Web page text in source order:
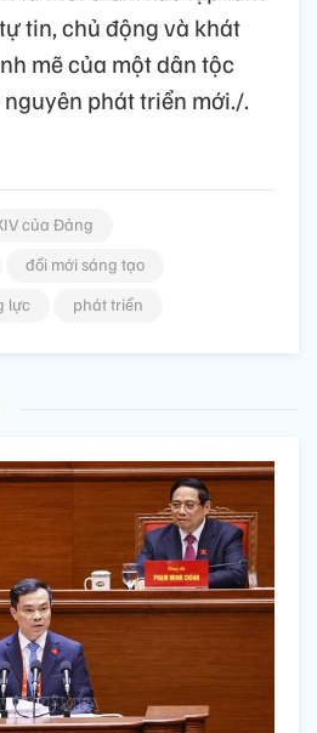
tin, chủ động và khát
mẽ của một dân tộc
phát triển mới./.
của Đảng
đổi mới sáng tạo
lực phát triển